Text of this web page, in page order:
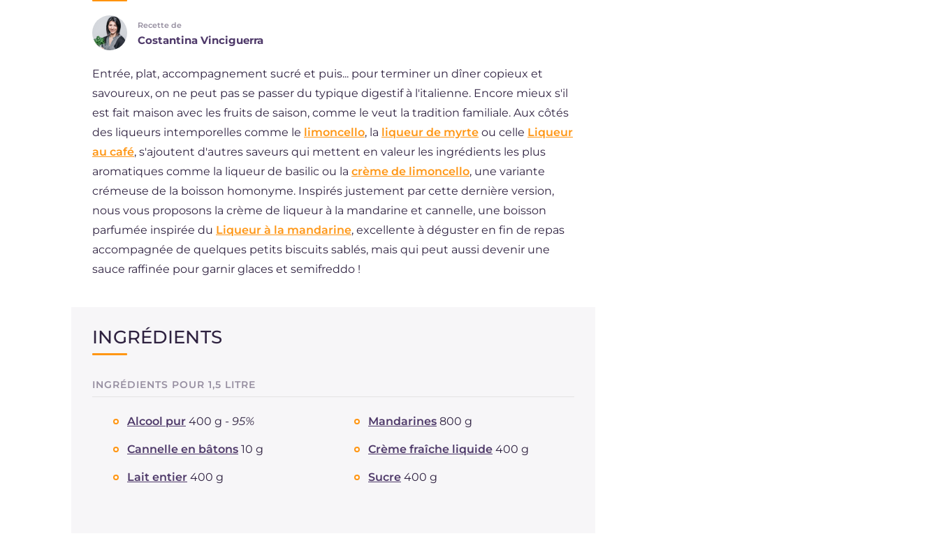
DE
Recette de
Costantina Vinciguerra
Entrée, plat, accompagnement sucré et puis... pour terminer un dîner copieux et
savoureux, on ne peut pas se passer du typique digestif à l'italienne. Encore mieux s'il
est fait maison avec les fruits de saison, comme le veut la tradition familiale. Aux côtés
des liqueurs intemporelles comme le limoncello, la liqueur de myrte ou celle Liqueur
au café, s'ajoutent d'autres saveurs qui mettent en valeur les ingrédients les plus
aromatiques comme la liqueur de basilic ou la crème de limoncello, une variante
crémeuse de la boisson homonyme. Inspirés justement par cette dernière version,
nous vous proposons la crème de liqueur à la mandarine et cannelle, une boisson
parfumée inspirée du Liqueur à la mandarine, excellente à déguster en fin de repas
accompagnée de quelques petits biscuits sablés, mais qui peut aussi devenir une
sauce raffinée pour garnir glaces et semifreddo !
INGRÉDIENTS
INGRÉDIENTS POUR 1,5 LITRE
Alcool pur 400 g - 95% Mandarines 800 g
Cannelle en bâtons 10 g Crème fraîche liquide 400 g
Lait entier 400 g Sucre 400 g